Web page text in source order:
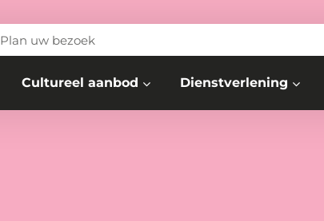
Plan uw bezoek
Cultureel aanbod Dienstverlening